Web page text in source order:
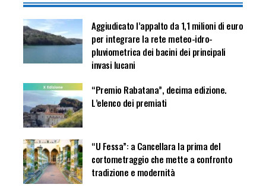
Aggiudicato l’appalto da 1,1 milioni di euro
per integrare la rete meteo-idro-
pluviometrica dei bacini dei principali
invasi lucani
“Premio Rabatana”, decima edizione.
L’elenco dei premiati
“U Fessa”: a Cancellara la prima del
cortometraggio che mette a confronto
tradizione e modernità